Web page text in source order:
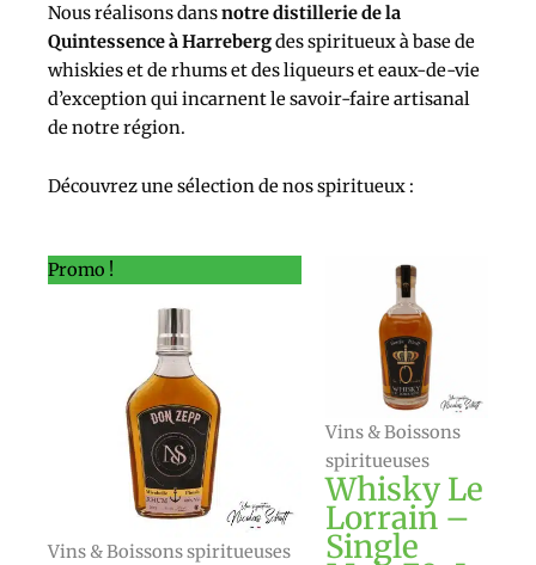
Nous réalisons dansnotre distillerie de la
Quintessence à Harrebergdes spiritueux à base de
whiskies et de rhums et des liqueurs et eaux-de-vie
d’exception qui incarnent le savoir-faire artisanal
de notre région.
Découvrez une sélection de nos spiritueux :
Promo !
Vins & Boissons spiritueuses
initial
était :
20,00 €.
actuel
est :
18,00 €.
Vins & Boissons
spiritueuses
Whisky Le
Lorrain –
Single